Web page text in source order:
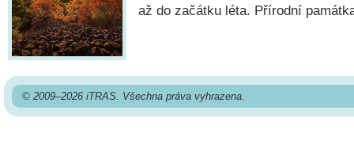
až do začátku léta. Přírodní
© 2009–2026 iTRAS. Všechna práva vyhrazena.